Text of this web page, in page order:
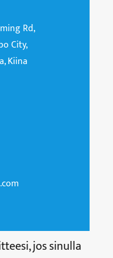
Rd,
City,
Kiina
jos sinulla